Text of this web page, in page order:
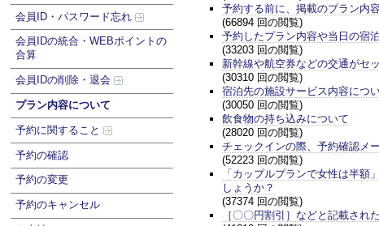
会員ID・パスワード忘れ
会員IDの統合・WEBポイントの
合算
会員IDの削除・退会
プラン内容について
予約に関すること
予約の確認
予約の変更
予約のキャンセル
予約する前に、掲載のプラン内
(66894 回の閲覧)
予約したプラン内容や当日の宿
(33203 回の閲覧)
新幹線や航空券などの交通がセ
(30310 回の閲覧)
宿泊先の施設サービス内容につ
(30050 回の閲覧)
飲食物の持ち込みについて
(28020 回の閲覧)
チェックインの際、予約確認メ
(52223 回の閲覧)
「カップルプランで女性は半
しょうか？
(37374 回の閲覧)
［〇〇円割引］などと記載され